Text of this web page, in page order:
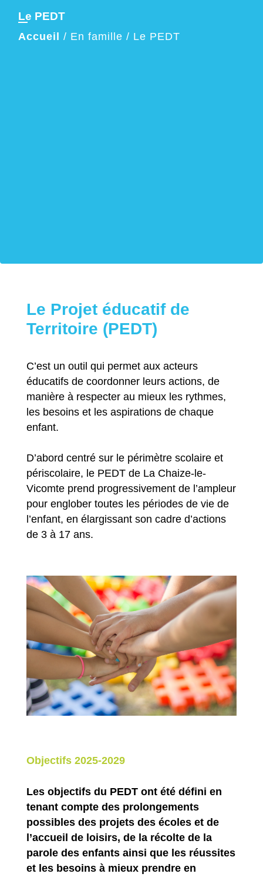
Le PEDT
Accueil / En famille / Le PEDT
Le Projet éducatif de
Territoire (PEDT)
C’est un outil qui permet aux acteurs
éducatifs de coordonner leurs actions, de
manière à respecter au mieux les rythmes,
les besoins et les aspirations de chaque
enfant.
D’abord centré sur le périmètre scolaire et
périscolaire, le PEDT de La Chaize-le-
Vicomte prend progressivement de l’ampleur
pour englober toutes les périodes de vie de
l’enfant, en élargissant son cadre d’actions
de 3 à 17 ans.
Objectifs 2025-2029
Les objectifs du PEDT ont été défini en
tenant compte des prolongements
possibles des projets des écoles et de
l’accueil de loisirs, de la récolte de la
parole des enfants ainsi que les réussites
et les besoins à mieux prendre en